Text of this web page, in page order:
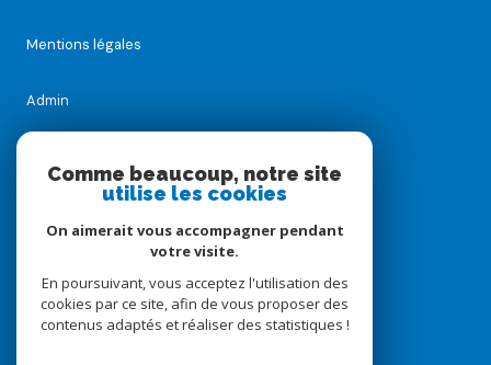
Mentions légales
Admin
Comme beaucoup, notre site
utilise les cookies
On aimerait vous accompagner pendant
votre visite.
En poursuivant, vous acceptez l'utilisation des
cookies par ce site, afin de vous proposer des
contenus adaptés et réaliser des statistiques !